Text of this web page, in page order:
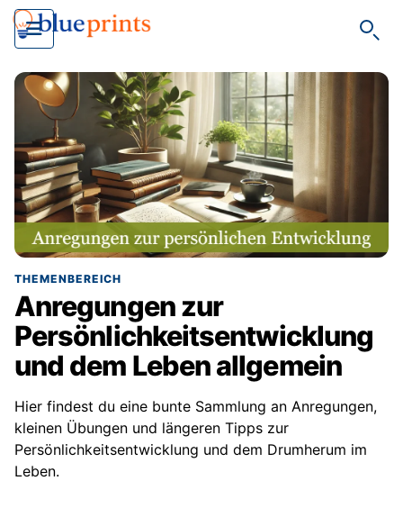
THEMENBEREICH
Anregungen zur
Persönlichkeitsentwicklung
und dem Leben allgemein
Hier findest du eine bunte Sammlung an Anregungen,
kleinen Übungen und längeren Tipps zur
Persönlichkeitsentwicklung und dem Drumherum im
Leben.